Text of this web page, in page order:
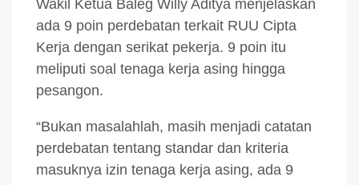
Wakil Ketua Baleg Willy Aditya menjelaskan
ada 9 poin perdebatan terkait RUU Cipta
Kerja dengan serikat pekerja. 9 poin itu
meliputi soal tenaga kerja asing hingga
pesangon.
“Bukan masalahlah, masih menjadi catatan
perdebatan tentang standar dan kriteria
masuknya izin tenaga kerja asing, ada 9